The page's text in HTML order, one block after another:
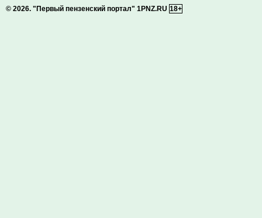
© 2026. "Первый пензенский портал" 1PNZ.RU 18+